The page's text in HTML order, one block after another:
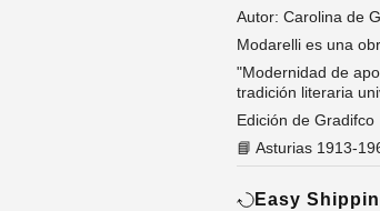
Autor: Carolina de
Modarelli es una
"Modernidad de
tradición literaria
Edición de Gradifco
📘 Asturias 1913-
Easy